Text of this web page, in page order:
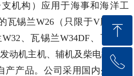
构）应用于海事和海洋工
瓦锡兰W26（只限于V版本的
、瓦锡兰W34DF、瓦锡兰
动机主机、辅机及柴电推进器
产产品。公司采用国内外先进
ꁸ
回到顶部
ꂅ